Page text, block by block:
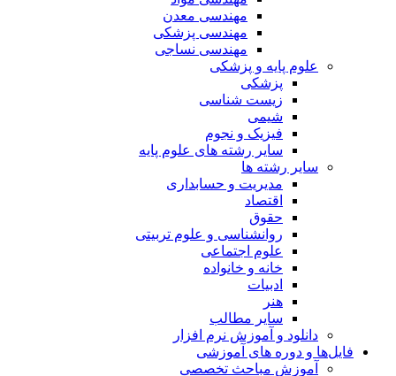
مهندسی معدن
مهندسی پزشکی
مهندسی نساجی
علوم پایه و پزشکی
پزشکی
زیست شناسی
شیمی
فیزیک و نجوم
سایر رشته های علوم پایه
سایر رشته ها
مدیریت و حسابداری
اقتصاد
حقوق
روانشناسی و علوم تربیتی
علوم اجتماعی
خانه و خانواده
ادبیات
هنر
سایر مطالب
دانلود و آموزش نرم افزار
فایل‌ها و دوره های آموزشی
آموزش مباحث تخصصی